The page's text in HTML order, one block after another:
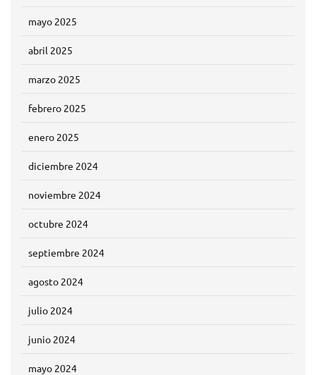
mayo 2025
abril 2025
marzo 2025
febrero 2025
enero 2025
diciembre 2024
noviembre 2024
octubre 2024
septiembre 2024
agosto 2024
julio 2024
junio 2024
mayo 2024